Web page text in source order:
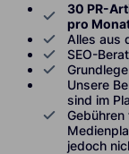
30 PR-
pro
Alles aus
SEO-
Unsere
sind im
jedoch